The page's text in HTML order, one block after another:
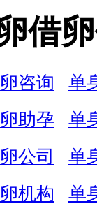
借
咨询 单
助孕 单
公司 单
机构 单